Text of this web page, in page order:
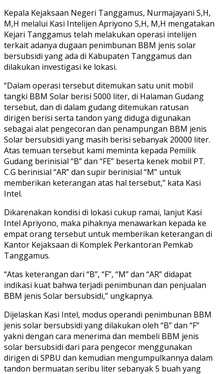
Kepala Kejaksaan Negeri Tanggamus, Nurmajayani S,H,
M,H melalui Kasi Intelijen Apriyono S,H, M,H mengatakan
Kejari Tanggamus telah melakukan operasi intelijen
terkait adanya dugaan penimbunan BBM jenis solar
bersubsidi yang ada di Kabupaten Tanggamus dan
dilakukan investigasi ke lokasi.
“Dalam operasi tersebut ditemukan satu unit mobil
tangki BBM Solar berisi 5000 liter, di Halaman Gudang
tersebut, dan di dalam gudang ditemukan ratusan
dirigen berisi serta tandon yang diduga digunakan
sebagai alat pengecoran dan penampungan BBM jenis
Solar bersubsidi yang masih berisi sebanyak 20000 liter.
Atas temuan tersebut kami meminta kepada Pemilik
Gudang berinisial “B” dan “FE” beserta kenek mobil PT.
C.G berinisial “AR” dan supir berinisial “M” untuk
memberikan keterangan atas hal tersebut,” kata Kasi
Intel.
Dikarenakan kondisi di lokasi cukup ramai, lanjut Kasi
Intel Apriyono, maka pihaknya menawarkan kepada ke
empat orang tersebut untuk memberikan keterangan di
Kantor Kejaksaan di Komplek Perkantoran Pemkab
Tanggamus.
“Atas keterangan dari “B”, “F”, “M” dan “AR” didapat
indikasi kuat bahwa terjadi penimbunan dan penjualan
BBM jenis Solar bersubsidi,” ungkapnya.
Dijelaskan Kasi Intel, modus operandi penimbunan BBM
jenis solar bersubsidi yang dilakukan oleh “B” dan “F”
yakni dengan cara menerima dan membeli BBM jenis
solar bersubsidi dari para pengecor menggunakan
dirigen di SPBU dan kemudian mengumpulkannya dalam
tandon bermuatan seribu liter sebanyak 5 buah yang